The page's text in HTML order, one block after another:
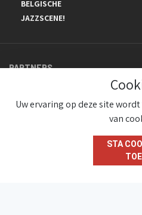
BELGISCHE
JAZZSCENE!
PARTNERS
© JazzInBelgium 2026 ( Version 1.1.2)
Uw ervaring op deze site
van
STA
TOE